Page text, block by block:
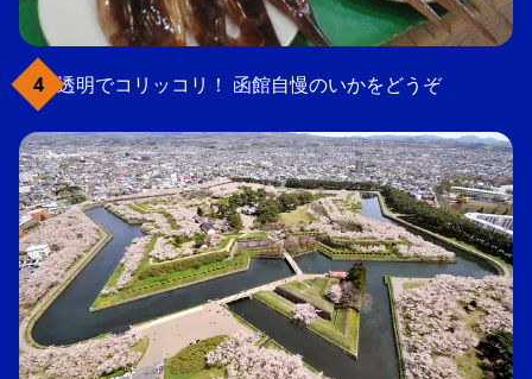
透明でコリッコリ！ 函館自慢のいかをどうぞ